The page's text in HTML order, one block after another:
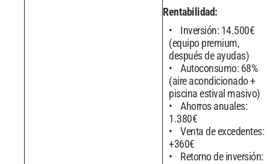
Rentabilidad:
Inversión: 14.500€
(equipo premium,
después de ayudas)
Autoconsumo: 68%
(aire acondicionado +
piscina estival masivo)
Ahorros anuales:
1.380€
Venta de excedentes:
+360€
Retorno de inversión: